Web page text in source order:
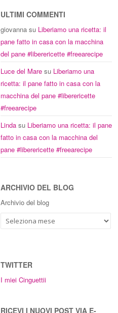
ULTIMI COMMENTI
giovanna su Liberiamo una ricetta: il
pane fatto in casa con la macchina
del pane #liberericette #freearecipe
Luce del Mare su Liberiamo una
ricetta: il pane fatto in casa con la
macchina del pane #liberericette
#freearecipe
Linda su Liberiamo una ricetta: il pane
fatto in casa con la macchina del
pane #liberericette #freearecipe
ARCHIVIO DEL BLOG
Archivio del blog
TWITTER
I miei Cinguettii
RICEVI I NUOVI POST VIA E-